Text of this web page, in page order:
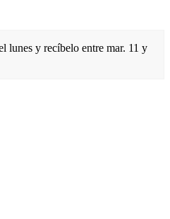
lunes y recíbelo entre mar. 11 y